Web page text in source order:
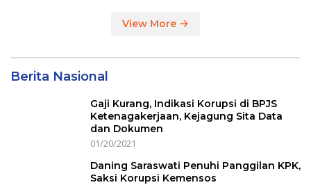
View More
Berita Nasional
Gaji Kurang, Indikasi Korupsi di BPJS
Ketenagakerjaan, Kejagung Sita Data
dan Dokumen
01/20/2021
Daning Saraswati Penuhi Panggilan KPK,
Saksi Korupsi Kemensos